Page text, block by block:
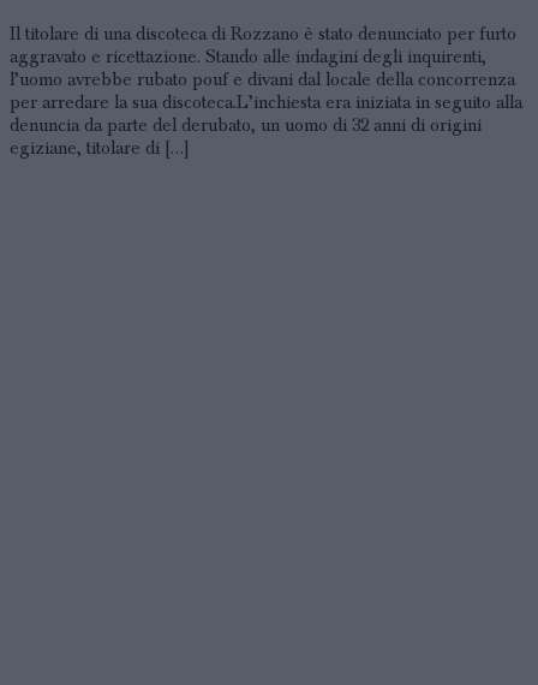
Il titolare di una discoteca di Rozzano è stato denunciato per furto
aggravato e ricettazione. Stando alle indagini degli inquirenti,
l’uomo avrebbe rubato pouf e divani dal locale della concorrenza
per arredare la sua discoteca.L’inchiesta era iniziata in seguito alla
denuncia da parte del derubato, un uomo di 32 anni di origini
egiziane, titolare di […]